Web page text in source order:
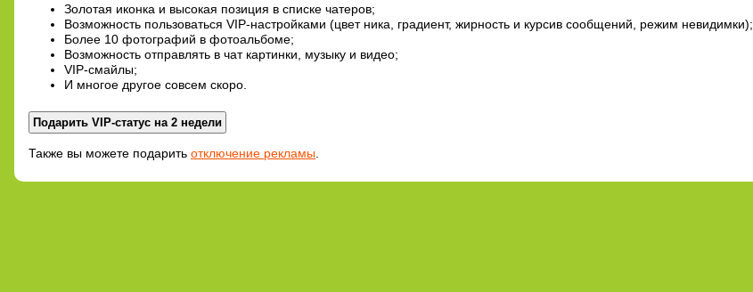
Золотая иконка и высокая позиция в списке чатеров;
Возможность пользоваться VIP-настройками (цвет ника, градиент, жирность и курсив сообщений, режим невидимки);
Более 10 фотографий в фотоальбоме;
Возможность отправлять в чат картинки, музыку и видео;
VIP-смайлы;
И многое другое совсем скоро.
Также вы можете подарить отключение рекламы